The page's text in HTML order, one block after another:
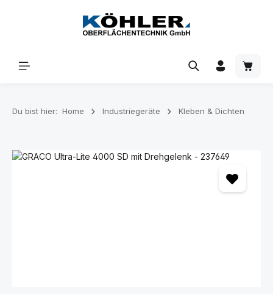
Zum Hauptinhalt springen
Du bist hier: Home Industriegeräte Kleben & Dichten
Bildergalerie überspringen